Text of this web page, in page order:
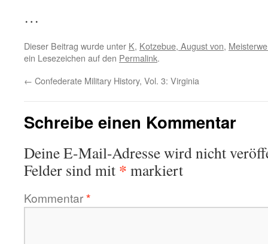
…
Dieser Beitrag wurde unter K, Kotzebue, August von,
ein Lesezeichen auf den Permalink.
← Confederate Military History, Vol. 3: Virginia
Schreibe einen Kommentar
Deine E-Mail-Adresse wird nicht
Felder sind mit * markiert
Kommentar*